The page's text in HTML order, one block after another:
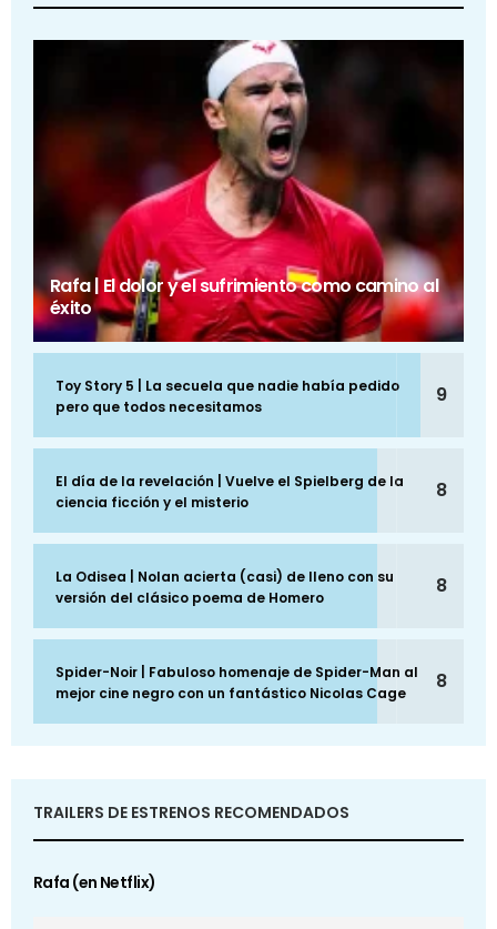
Rafa | El dolor y el sufrimiento como camino al
éxito
Toy Story 5 | La secuela que nadie había pedido
pero que todos necesitamos
9
El día de la revelación | Vuelve el Spielberg de la
ciencia ficción y el misterio
8
La Odisea | Nolan acierta (casi) de lleno con su
versión del clásico poema de Homero
8
Spider-Noir | Fabuloso homenaje de Spider-Man al
mejor cine negro con un fantástico Nicolas Cage
8
TRAILERS DE ESTRENOS RECOMENDADOS
Rafa (en Netflix)